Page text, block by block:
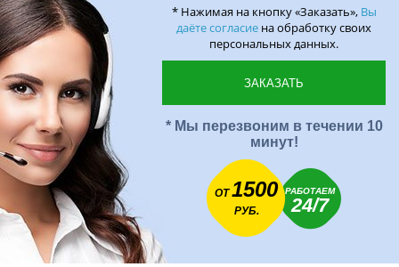
* Нажимая на кнопку «Заказать», Вы
даёте согласие на обработку своих
персональных данных.
* Мы перезвоним в течении 10
минут!
ОТ1500
РУБ.
РАБОТАЕМ
24/7